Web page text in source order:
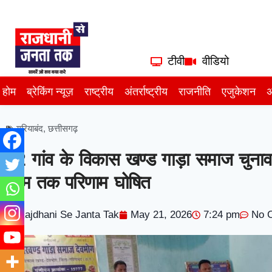
टीवी वीडियो
होम ब्रेकिंग न्यूज़ राष्ट्रीय अंतर्राष्ट्रीय राजनीति एजुकेशन
गरियाबंद,छत्तीसगढ़
82 गांव के विकास खण्ड गाड़ा समाज
शाम तक परिणाम घोषित
Rajdhani Se Janta Tak May 21, 2026 7:24 pm No